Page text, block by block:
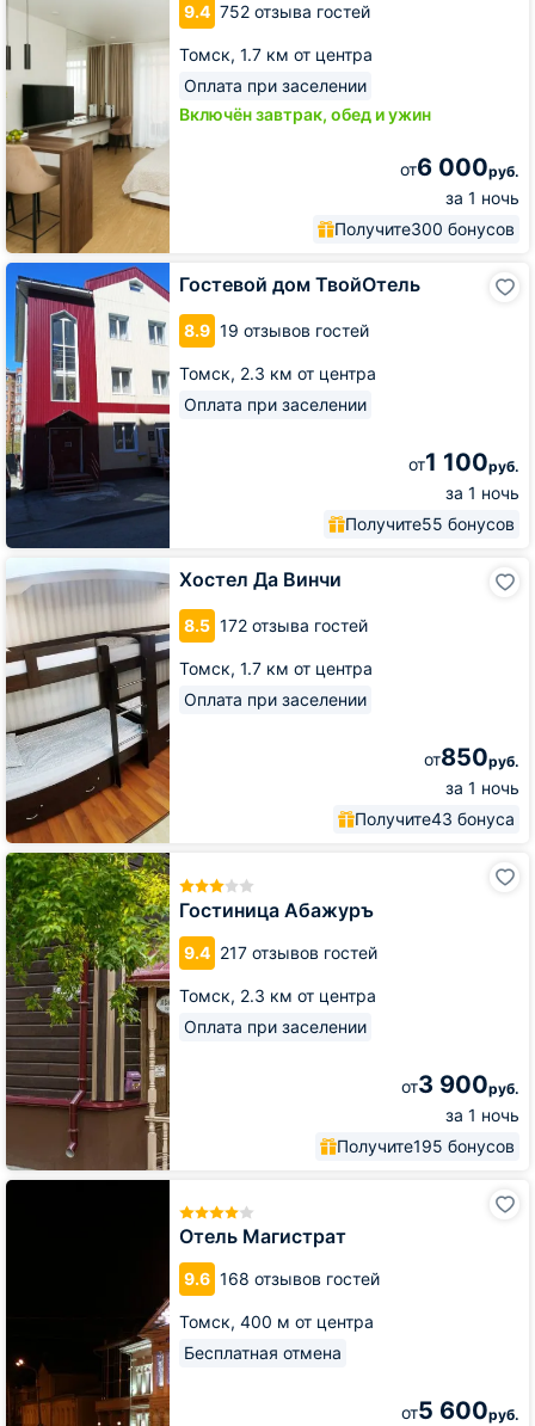
9.4 752 отзыва гостей
Томск, 1.7 км от центра
Оплата при заселении
Включён завтрак, обед и ужин
от6 000руб.
за 1 ночь
Получите300 бонусов
Гостевой дом ТвойОтель
8.9 19 отзывов гостей
Томск, 2.3 км от центра
Оплата при заселении
от1 100руб.
за 1 ночь
Получите55 бонусов
Гостевой
дом
ТвойОтель
Хостел Да Винчи
8.5 172 отзыва гостей
Томск, 1.7 км от центра
Оплата при заселении
от850руб.
за 1 ночь
Получите43 бонуса
Да
Винчи
Гостиница Абажуръ
9.4 217 отзывов гостей
Томск, 2.3 км от центра
Оплата при заселении
от3 900руб.
за 1 ночь
Получите195 бонусов
Гостиница
Абажуръ
Отель Магистрат
9.6 168 отзывов гостей
Томск, 400 м от центра
Бесплатная отмена
от5 600руб.
Отель